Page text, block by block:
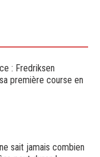
: Fredriksen
première course en
sait jamais combien